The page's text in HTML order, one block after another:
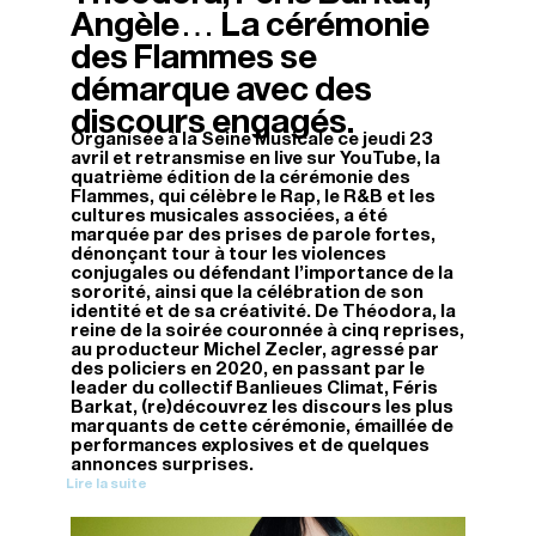
Angèle… La cérémonie
des Flammes se
démarque avec des
discours engagés.
Organisée à la Seine Musicale ce jeudi 23
avril et retransmise en live sur YouTube, la
quatrième édition de la cérémonie des
Flammes, qui célèbre le Rap, le R&B et les
cultures musicales associées, a été
marquée par des prises de parole fortes,
dénonçant tour à tour les violences
conjugales ou défendant l’importance de la
sororité, ainsi que la célébration de son
identité et de sa créativité. De Théodora, la
reine de la soirée couronnée à cinq reprises,
au producteur Michel Zecler, agressé par
des policiers en 2020, en passant par le
leader du collectif Banlieues Climat, Féris
Barkat, (re)découvrez les discours les plus
marquants de cette cérémonie, émaillée de
performances explosives et de quelques
annonces surprises.
Lire la suite